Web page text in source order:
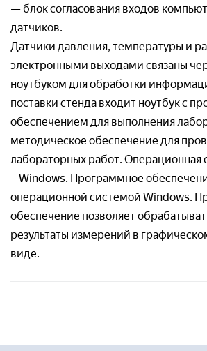
— блок согласования входов
датчиков.
Датчики давления, температуры и
электронными выходами связаны
ноутбуком для обработки
поставки стенда входит ноутбук с
обеспечением для выполнения
методическое обеспечение для
лабораторных работ. Операционная
– Windows. Программное
операционной системой Windows.
обеспечение позволяет
результаты измерений в
виде.